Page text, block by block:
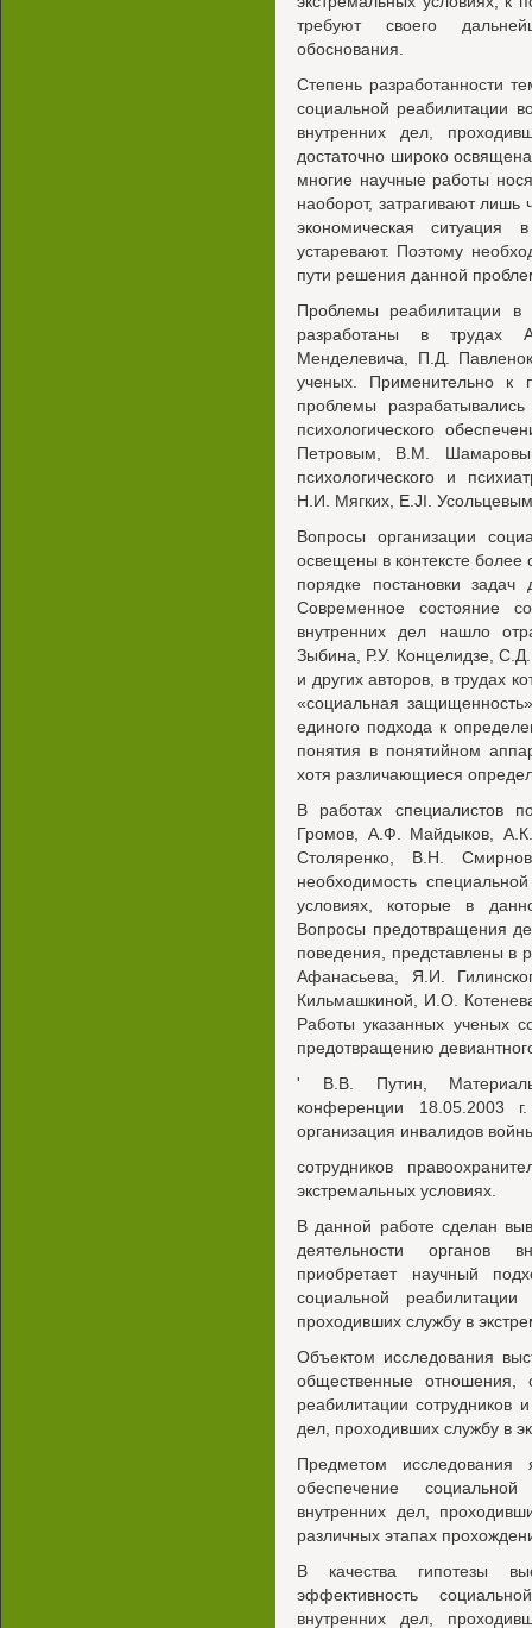
требуют своего
обоснования.
Степень разработанности
социальной реабилитации
внутренних дел,
достаточно широко
многие научные работы
наоборот, затрагивают
экономическая
устаревают. Поэтому
пути решения данной
Проблемы реабилитации в
разработаны в
Менделевича, П.Д.
ученых. Применительно к
проблемы
психологического
Петровым, В.М.
психологического и
Н.И. Мягких, E.JI.
Вопросы организации
освещены в контексте
порядке постановки
Современное состояние
внутренних дел нашло
Зыбина, Р.У. Концелидзе,
и других авторов, в трудах
«социальная
единого подхода к
понятия в понятийном
хотя различающиеся
В работах специалистов
Громов, А.Ф. Майдыков,
Столяренко, В.Н.
необходимость
условиях, которые в
Вопросы предотвращения
поведения, представлены в
Афанасьева, Я.И.
Кильмашкиной, И.О.
Работы указанных ученых
предотвращению
' В.В. Путин, Материалы
конференции 18.05.2003
организация инвалидов
сотрудников
экстремальных условиях.
В данной работе сделан
деятельности органов
приобретает научный
социальной
проходивших службу в
Объектом исследования
общественные отношения,
реабилитации сотрудников
дел, проходивших службу в
Предметом исследования
обеспечение
внутренних дел,
различных этапах
В качества гипотезы
эффективность
внутренних дел,